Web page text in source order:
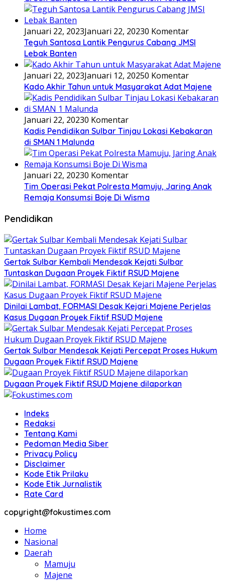
Januari 22, 2023Januari 22, 20230 Komentar
Teguh Santosa Lantik Pengurus Cabang JMSI
Lebak Banten
Januari 22, 2023Januari 12, 20250 Komentar
Kado Akhir Tahun untuk Masyarakat Adat Majene
Januari 22, 20230 Komentar
Kadis Pendidikan Sulbar Tinjau Lokasi Kebakaran
di SMAN 1 Malunda
Januari 22, 20230 Komentar
Tim Operasi Pekat Polresta Mamuju, Jaring Anak
Remaja Konsumsi Boje Di Wisma
Pendidikan
Gertak Sulbar Kembali Mendesak Kejati Sulbar
Tuntaskan Dugaan Proyek Fiktif RSUD Majene
Dinilai Lambat, FORMASI Desak Kejari Majene Perjelas
Kasus Dugaan Proyek Fiktif RSUD Majene
Gertak Sulbar Mendesak Kejati Percepat Proses Hukum
Dugaan Proyek Fiktif RSUD Majene
Dugaan Proyek Fiktif RSUD Majene dilaporkan
Indeks
Redaksi
Tentang Kami
Pedoman Media Siber
Privacy Policy
Disclaimer
Kode Etik Prilaku
Kode Etik Jurnalistik
Rate Card
copyright@fokustimes.com
Home
Nasional
Daerah
Mamuju
Majene